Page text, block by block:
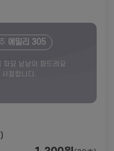
에밀리 305
음 파묘 낱낱이 파드려요
사절합니다.